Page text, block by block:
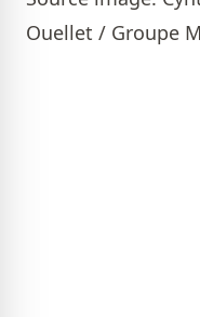
Ouellet / Groupe